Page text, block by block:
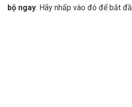
bộ ngay. Hãy nhấp vào đó để bắt